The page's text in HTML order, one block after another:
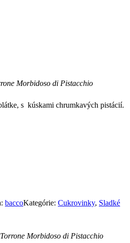
Morbidoso di Pistacchio
s kúskami chrumkavých pistácií.
baccoKategórie: Cukrovinky, Sladké
Morbidoso di Pistacchio